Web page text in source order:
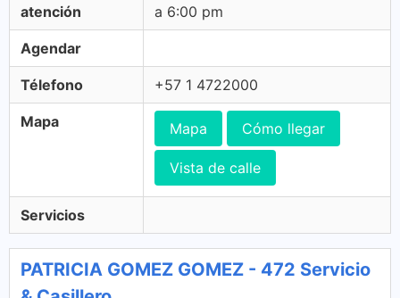
atención
a 6:00 pm
Agendar
Télefono +57 1 4722000
Mapa Mapa Cómo llegar
Vista de calle
Servicios
PATRICIA GOMEZ GOMEZ - 472 Servicio